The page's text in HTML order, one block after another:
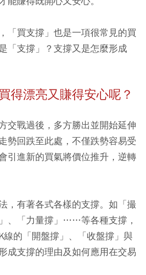
「買支撐」也是一項很常見的買
「支撐」？支撐又是怎麼形成
得漂亮又賺得安心呢？
交戰過後，多方勝出並開始延伸
勢回跌至此處，不僅跌勢容易受
引進新的買氣將價位推升，逆轉
，有著各式各樣的支撐。如「撮
、「力量撐」……等各種支撐，
線的「開盤撐」、「收盤撐」與
成支撐的理由及如何應用在交易